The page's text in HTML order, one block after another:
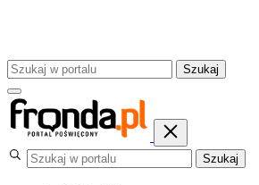
Szukaj
Szukaj